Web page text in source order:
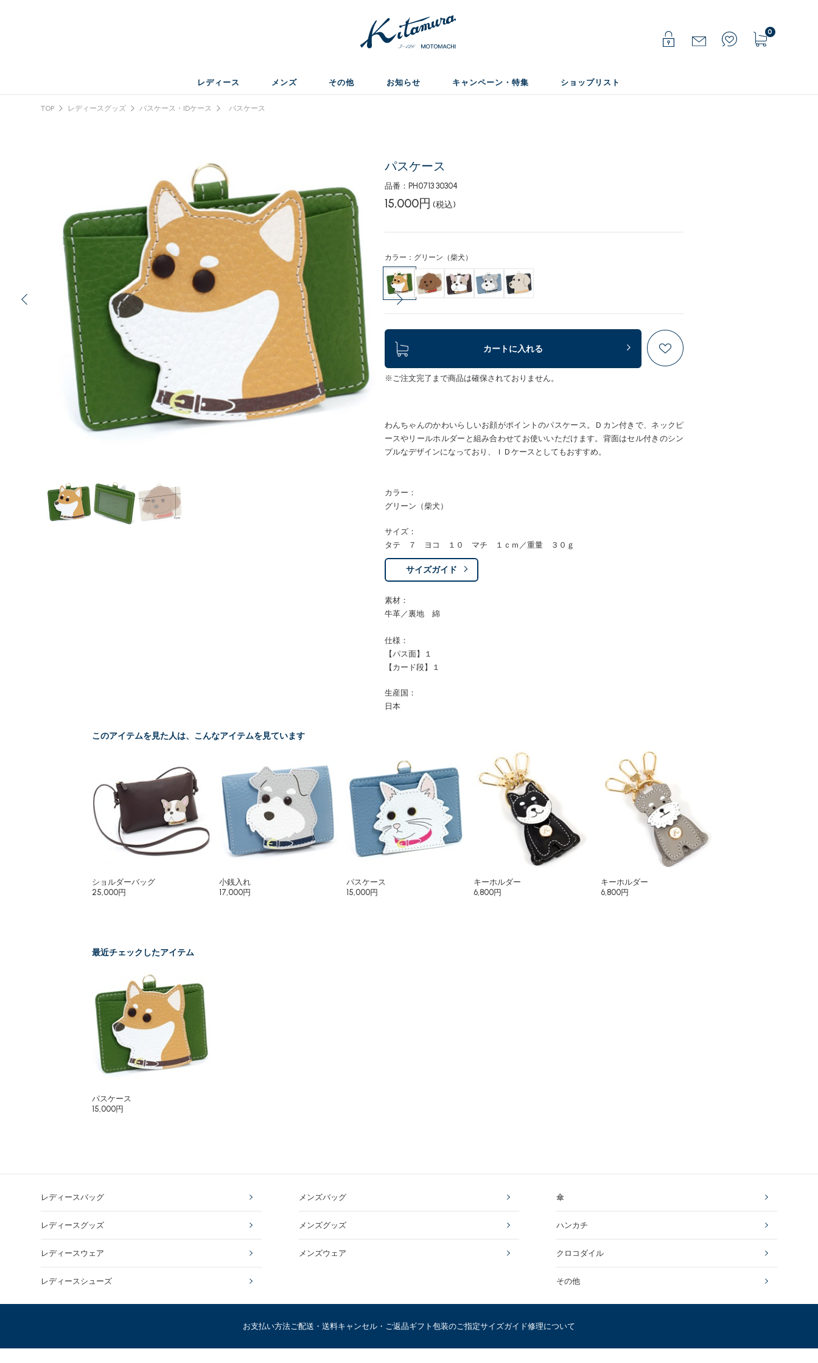
0
レディース メンズ その他 お知らせ キャンペーン・特集 ショップリスト
TOP レディースグッズ パスケース・IDケース パスケース
パスケース
品番：PH0713 30304
15,000円 (税込)
カラー：グリーン（柴犬）
カートに入れる
※ご注文完了まで商品は確保されておりません。
わんちゃんのかわいらしいお顔がポイントのパスケース。Ｄカン付きで、ネックピ
ースやリールホルダーと組み合わせてお使いいただけます。背面はセル付きのシン
プルなデザインになっており、ＩＤケースとしてもおすすめ。
カラー：
グリーン（柴犬）
サイズ：
タテ ７ ヨコ １０ マチ １ｃｍ／重量 ３０ｇ
サイズガイド
素材：
牛革／裏地 綿
仕様：
【パス面】１
【カード段】１
生産国：
日本
このアイテムを見た人は、こんなアイテムを見ています
ショルダーバッグ
25,000円
小銭入れ
17,000円
パスケース
15,000円
キーホルダー
6,800円
キーホルダー
6,800円
最近チェックしたアイテム
パスケース
15,000円
レディースバッグ
レディースグッズ
レディースウェア
レディースシューズ
メンズバッグ
メンズグッズ
メンズウェア
傘
ハンカチ
クロコダイル
その他
お支払い方法ご配送・送料キャンセル・ご返品ギフト包装のご指定サイズガイド修理について